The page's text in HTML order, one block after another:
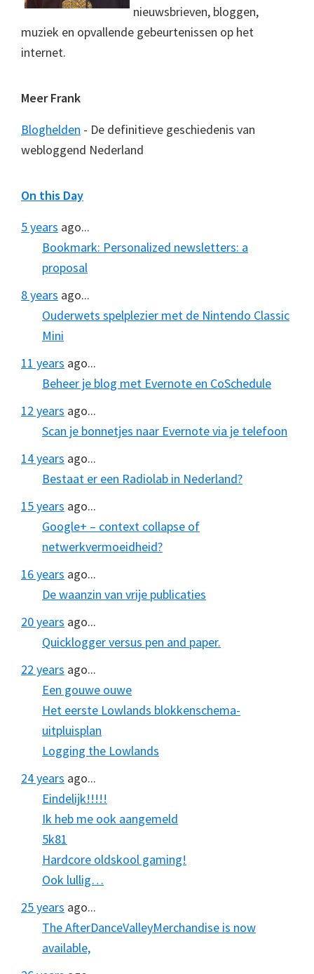
nieuwsbrieven, bloggen,
muziek en opvallende gebeurtenissen op het
internet.
Meer Frank
Bloghelden - De definitieve geschiedenis van
webloggend Nederland
On this Day
5 years ago...
Bookmark: Personalized newsletters: a
proposal
8 years ago...
Ouderwets spelplezier met de Nintendo Classic
Mini
11 years ago...
Beheer je blog met Evernote en CoSchedule
12 years ago...
Scan je bonnetjes naar Evernote via je telefoon
14 years ago...
Bestaat er een Radiolab in Nederland?
15 years ago...
Google+ – context collapse of
netwerkvermoeidheid?
16 years ago...
De waanzin van vrije publicaties
20 years ago...
Quicklogger versus pen and paper.
22 years ago...
Een gouwe ouwe
Het eerste Lowlands blokkenschema-
uitpluisplan
Logging the Lowlands
24 years ago...
Eindelijk!!!!!
Ik heb me ook aangemeld
5k81
Hardcore oldskool gaming!
Ook lullig…
25 years ago...
The AfterDanceValleyMerchandise is now
available,